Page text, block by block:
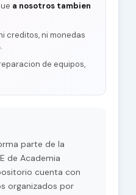
a nosotros tambien
creditos, ni monedas
.
de equipos,
parte de la
de Academia
cuenta con
organizados por